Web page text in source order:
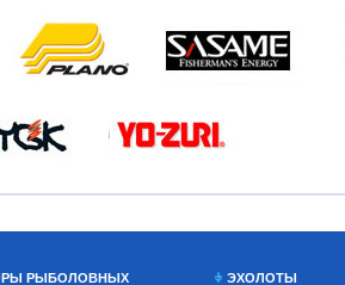
РЫБОЛОВНЫХ ЭХОЛОТЫ